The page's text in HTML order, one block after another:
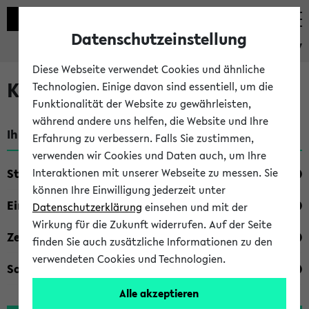
eKVV
Kombisuche im eKVV
Ihre Suchkriterien:
Studienfach
Einrichtung
Zeiten
Sonstiges
Datenschutzeinstellung
Diese Webseite verwendet Cookies und ähnliche
Technologien. Einige davon sind essentiell, um die
Funktionalität der Website zu gewährleisten,
während andere uns helfen, die Website und Ihre
Erfahrung zu verbessern. Falls Sie zustimmen,
verwenden wir Cookies und Daten auch, um Ihre
Interaktionen mit unserer Webseite zu messen. Sie
können Ihre Einwilligung jederzeit unter
Datenschutzerklärung einsehen und mit der
Wirkung für die Zukunft widerrufen. Auf der Seite
finden Sie auch zusätzliche Informationen zu den
verwendeten Cookies und Technologien.
Alle akzeptieren